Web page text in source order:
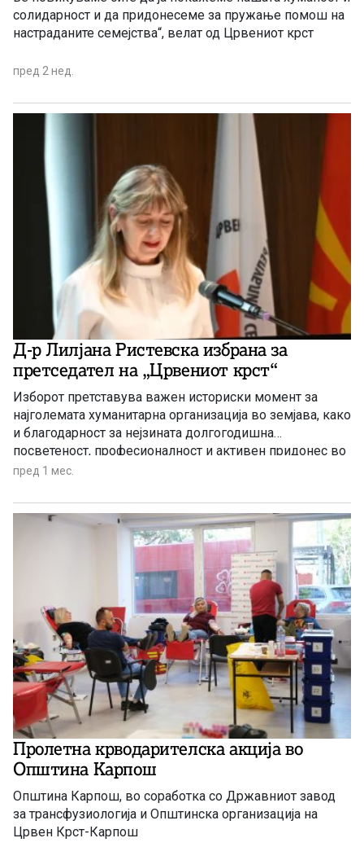
солидарност и да придонесеме за пружање помош на
настраданите семејства“, велат од Црвениот крст
пред 2 нед.
Д-р Лилјана Ристевска избрана за
претседател на „Црвениот крст“
Изборот претставува важен историски момент за
најголемата хуманитарна организација во земјава, како
и благодарност за нејзината долгогодишна
посветеност, професионалност и активен придонес во
развојот на Црвениот крст
пред 1 мес.
Пролетна крводарителска акција во
Општина Карпош
Општина Карпош, во соработка со Државниот завод
за трансфузиологија и Општинска организација на
Црвен Крст-Карпош